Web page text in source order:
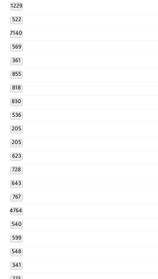
1229
522
7140
569
361
855
818
830
536
205
205
623
728
643
767
4764
540
599
548
341